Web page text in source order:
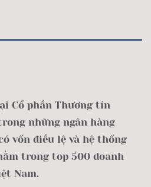
Cổ phần Thương tín
những ngân hàng
vốn điều lệ và hệ thống
trong top 500 doanh
Nam.